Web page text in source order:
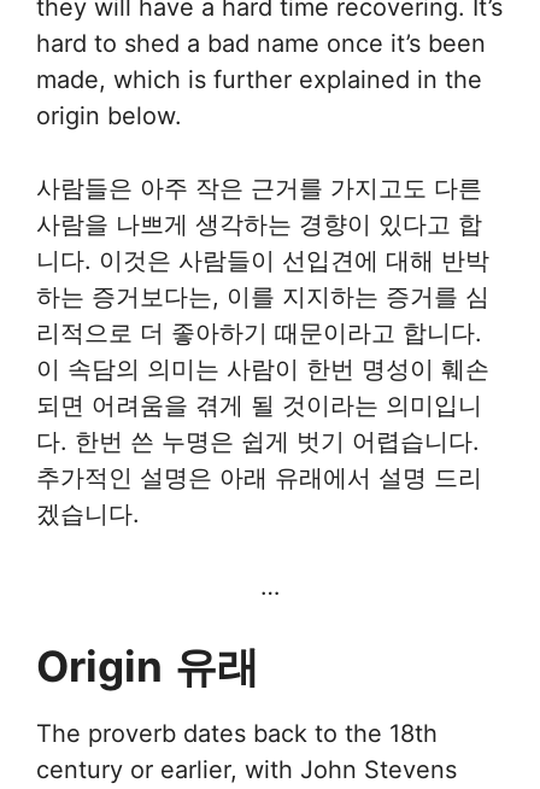
they will have a hard time recovering. It’s
hard to shed a bad name once it’s been
made, which is further explained in the
origin below.
사람들은 아주 작은 근거를 가지고도 다른
사람을 나쁘게 생각하는 경향이 있다고 합
니다. 이것은 사람들이 선입견에 대해 반박
하는 증거보다는, 이를 지지하는 증거를 심
리적으로 더 좋아하기 때문이라고 합니다.
이 속담의 의미는 사람이 한번 명성이 훼손
되면 어려움을 겪게 될 것이라는 의미입니
다. 한번 쓴 누명은 쉽게 벗기 어렵습니다.
추가적인 설명은 아래 유래에서 설명 드리
겠습니다.
…
Origin 유래
The proverb dates back to the 18th
century or earlier, with John Stevens